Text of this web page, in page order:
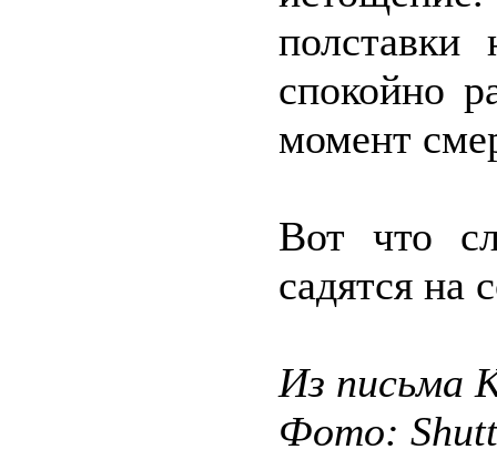
спокойно
момент
Вот что
садятся на
Из письма
Фото: